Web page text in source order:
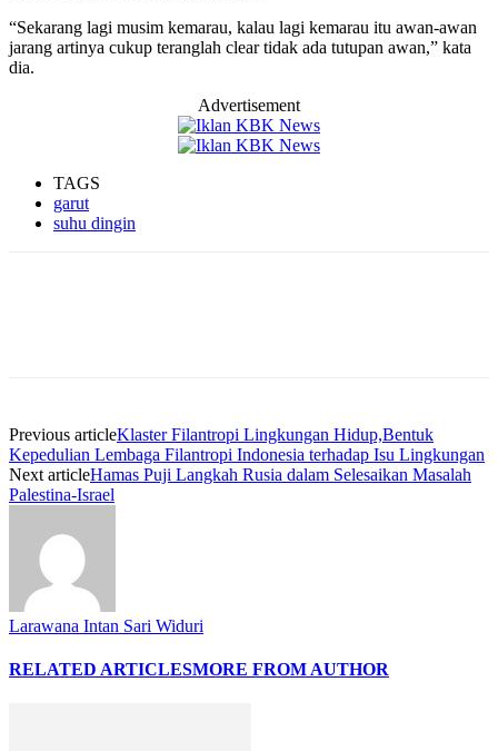
“Sekarang lagi musim kemarau, kalau lagi kemarau itu awan-awan
jarang artinya cukup teranglah clear tidak ada tutupan awan,” kata
dia.
Advertisement
TAGS
garut
suhu dingin
Previous articleKlaster Filantropi Lingkungan Hidup,Bentuk
Kepedulian Lembaga Filantropi Indonesia terhadap Isu Lingkungan
Next articleHamas Puji Langkah Rusia dalam Selesaikan Masalah
Palestina-Israel
Larawana Intan Sari Widuri
RELATED ARTICLESMORE FROM AUTHOR